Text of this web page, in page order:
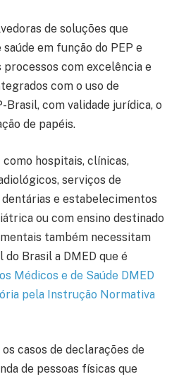
de soluções que
em função do PEP e
processos com excelência e
com o uso de
com validade jurídica, o
de papéis.
hospitais, clínicas,
serviços de
e estabelecimentos
ou com ensino destinado
também necessitam
Brasil a DMED que é
Médicos e de Saúde DMED
pela Instrução Normativa
casos de declarações de
de pessoas físicas que